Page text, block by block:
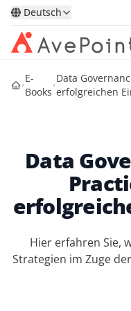
Deutsch
Lösungen
Pricing
Für Partner
Über AvePoint
E-
Books
Data
erfolgreichen
Data
Hier erfahren Sie,
Strategien im Zuge